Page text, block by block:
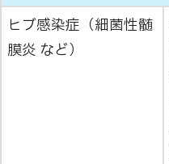
ヒブ感染症（細菌性髄
膜炎 など）